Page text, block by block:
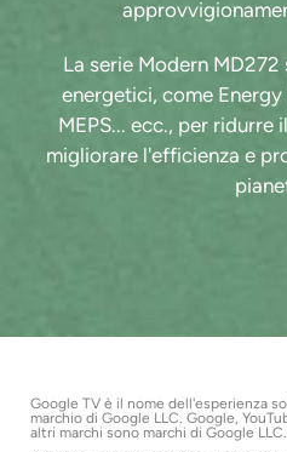
La serie Modern
energetici, come Energy
MEPS... ecc., per
migliorare l'efficienza e
Google TV è il nome dell'esperienza
marchio di Google LLC. Google,
altri marchi sono marchi di Google LLC.